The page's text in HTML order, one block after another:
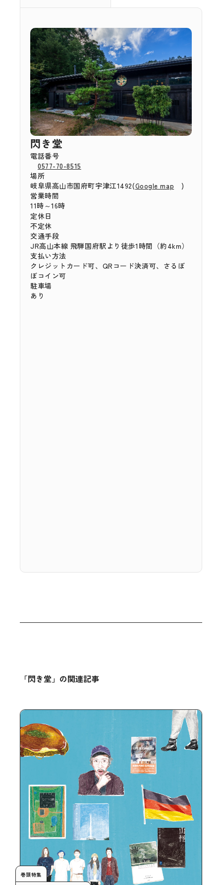
閃き堂
電話番号
0577-70-8515
場所
岐阜県高山市国府町宇津江1492(Google map
)
営業時間
11時～16時
定休日
不定休
交通手段
JR高山本線 飛騨国府駅より徒歩1時間（約4km）
支払い方法
クレジットカード可、QRコード決済可、さるぼ
ぼコイン可
駐車場
あり
「閃き堂」の関連記事
巻頭特集